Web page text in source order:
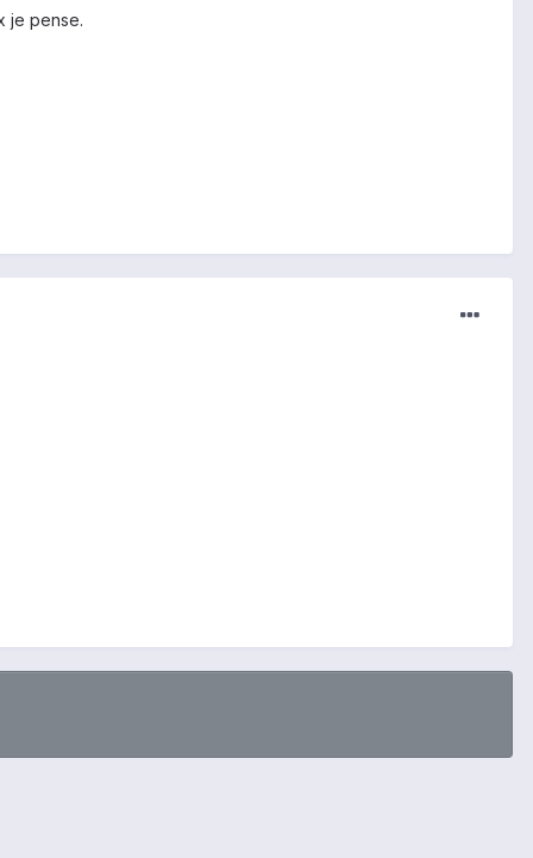
je pense.